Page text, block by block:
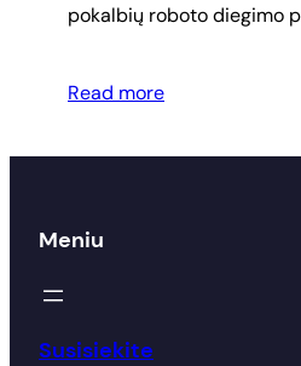
pokalbių roboto diegimo
Read more
Meniu
Susisiekite